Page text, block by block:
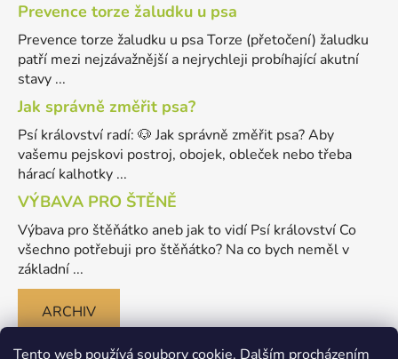
Tento web používá soubory cookie. Dalším procházením
Prevence torze žaludku u psa
Prevence torze žaludku u psa Torze (přetočení) žaludku
patří mezi nejzávažnější a nejrychleji probíhající akutní
stavy ...
Jak správně změřit psa?
Psí království radí: 🐶 Jak správně změřit psa? Aby
vašemu pejskovi postroj, obojek, obleček nebo třeba
hárací kalhotky ...
VÝBAVA PRO ŠTĚNĚ
Výbava pro štěňátko aneb jak to vidí Psí království Co
všechno potřebuji pro štěňátko? Na co bych neměl v
základní ...
ARCHIV